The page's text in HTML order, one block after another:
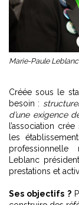
Marie-Paule
Créée sous le
besoin :
d’une exigence
l’association
les
professionnelle
Leblanc
prestations et
Ses objectifs ?